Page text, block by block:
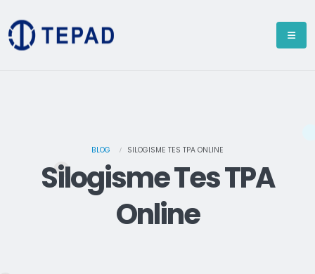
BLOG SILOGISME TES TPA ONLINE
Silogisme Tes TPA
Online